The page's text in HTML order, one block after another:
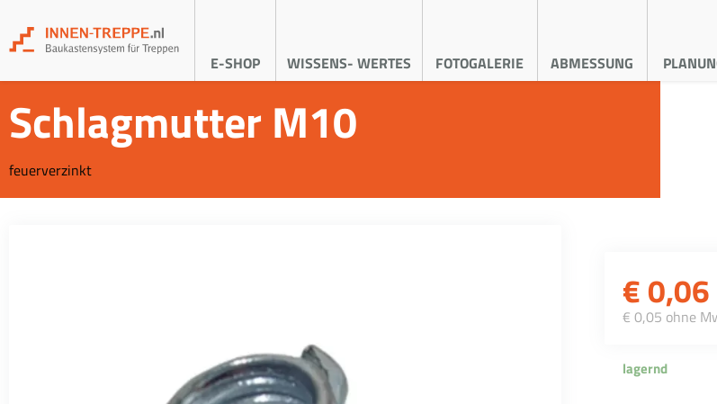
E-SHOP WISSENS- WERTES FOTOGALERIE ABMESSUNG
Schlagmutter M10
feuerverzinkt
€0,06
€ 0,05 ohne
lagernd